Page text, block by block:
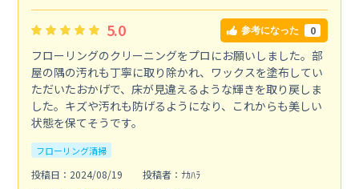
5.0 参考になった 0
フローリングのクリーニングをプロにお願いしました。部
屋の隅の汚れも丁寧に取り除かれ、ワックスを塗布してい
ただいたおかげで、床が見違えるような輝きを取り戻しま
した。キズや汚れも防げるようになり、これからも美しい
状態を保てそうです。
フローリング清掃
投稿日：2024/08/19
投稿者：ﾅｶﾊﾗ